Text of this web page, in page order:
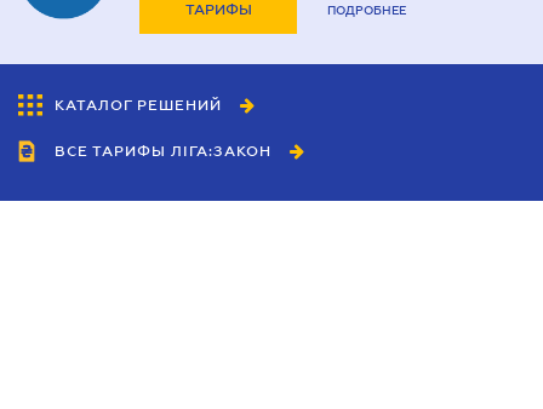
ТАРИФЫ ПОДРОБНЕЕ
КАТАЛОГ РЕШЕНИЙ
ВСЕ ТАРИФЫ ЛІГА:ЗАКОН